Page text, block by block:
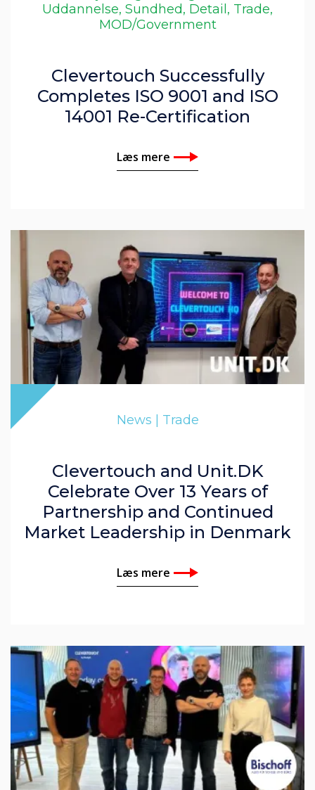
Uddannelse, Sundhed, Detail, Trade,
MOD/Government
Clevertouch Successfully
Completes ISO 9001 and ISO
14001 Re-Certification
Læs mere
News | Trade
Clevertouch and Unit.DK
Celebrate Over 13 Years of
Partnership and Continued
Market Leadership in Denmark
Læs mere